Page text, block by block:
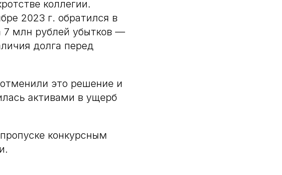
коллегии.
2023 г. обратился в
7 млн рублей убытков —
долга перед
это решение и
активами в ущерб
конкурсным